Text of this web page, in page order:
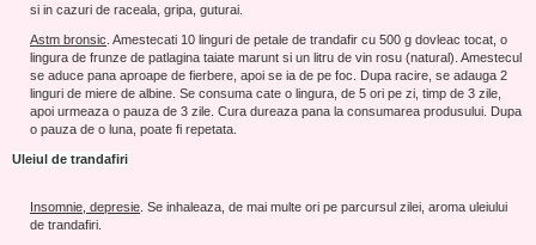
si in cazuri de raceala, gripa, guturai.
Astm bronsic . Amestecati 10 linguri de petale de trandafir cu 500 g dovleac tocat, o
lingura de frunze de patlagina taiate marunt si un litru de vin rosu (natural). Amestecul
se aduce pana aproape de fierbere, apoi se ia de pe foc. Dupa racire, se adauga 2
linguri de miere de albine. Se consuma cate o lingura, de 5 ori pe zi, timp de 3 zile,
apoi urmeaza o pauza de 3 zile. Cura dureaza pana la consumarea produsului. Dupa
o pauza de o luna, poate fi repetata.
Uleiul de trandafiri
Insomnie, depresie . Se inhaleaza, de mai multe ori pe parcursul zilei, aroma uleiului
de trandafiri.